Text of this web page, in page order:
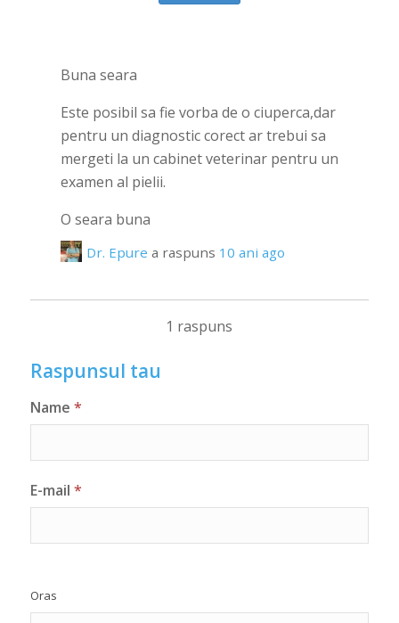
Buna seara
Este posibil sa fie vorba de o ciuperca,dar
pentru un diagnostic corect ar trebui sa
mergeti la un cabinet veterinar pentru un
examen al pielii.
O seara buna
Dr. Epure a raspuns 10 ani ago
1 raspuns
Raspunsul tau
Name *
E-mail *
Oras